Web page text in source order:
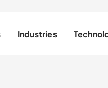
Industries